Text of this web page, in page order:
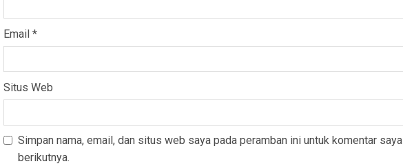
Email *
Situs Web
Simpan nama, email, dan situs web saya pada peramban ini untuk komentar saya
berikutnya.